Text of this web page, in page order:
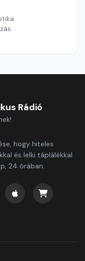
Rádió
hogy hiteles
és lelki táplálékkal
24 órában.